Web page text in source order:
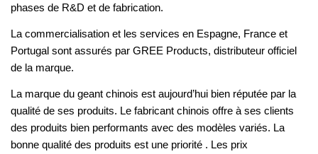
phases de R&D et de fabrication.
La commercialisation et les services en Espagne, France et
Portugal sont assurés par GREE Products, distributeur officiel
de la marque.
La marque du geant chinois est aujourd’hui bien réputée par la
qualité de ses produits. Le fabricant chinois offre à ses clients
des produits bien performants avec des modèles variés. La
bonne qualité des produits est une priorité . Les prix